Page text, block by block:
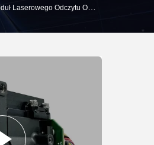
Laserowego Odczytu Odległości